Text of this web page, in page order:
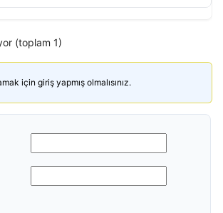
(toplam 1)
için giriş yapmış olmalısınız.